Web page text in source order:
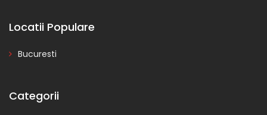
Locatii Populare
Bucuresti
Categorii